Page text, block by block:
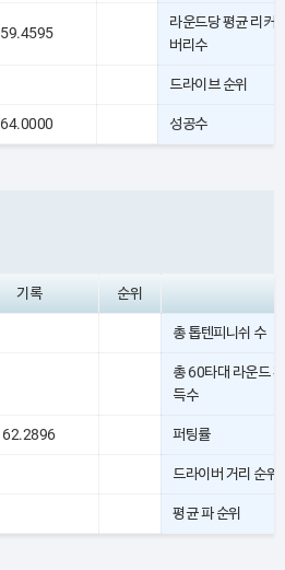
59.4595
라운드당 평균 리커
버리수
드라이브 순위
64.0000 성공수
기록 순위
총 톱텐피니쉬 수
총 60타대 라운드 획
득수
62.2896 퍼팅률
드라이버 거리 순위
평균 파 순위